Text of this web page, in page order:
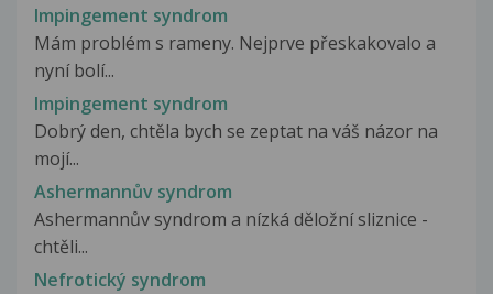
Impingement syndrom
Mám problém s rameny. Nejprve přeskakovalo a
nyní bolí...
Impingement syndrom
Dobrý den, chtěla bych se zeptat na váš názor na
mojí...
Ashermannův syndrom
Ashermannův syndrom a nízká děložní sliznice -
chtěli...
Nefrotický syndrom